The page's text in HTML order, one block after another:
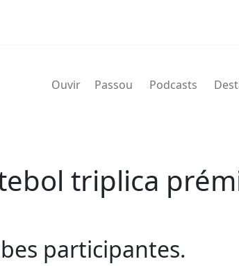
Ouvir Passou Podcasts
triplica
participantes.